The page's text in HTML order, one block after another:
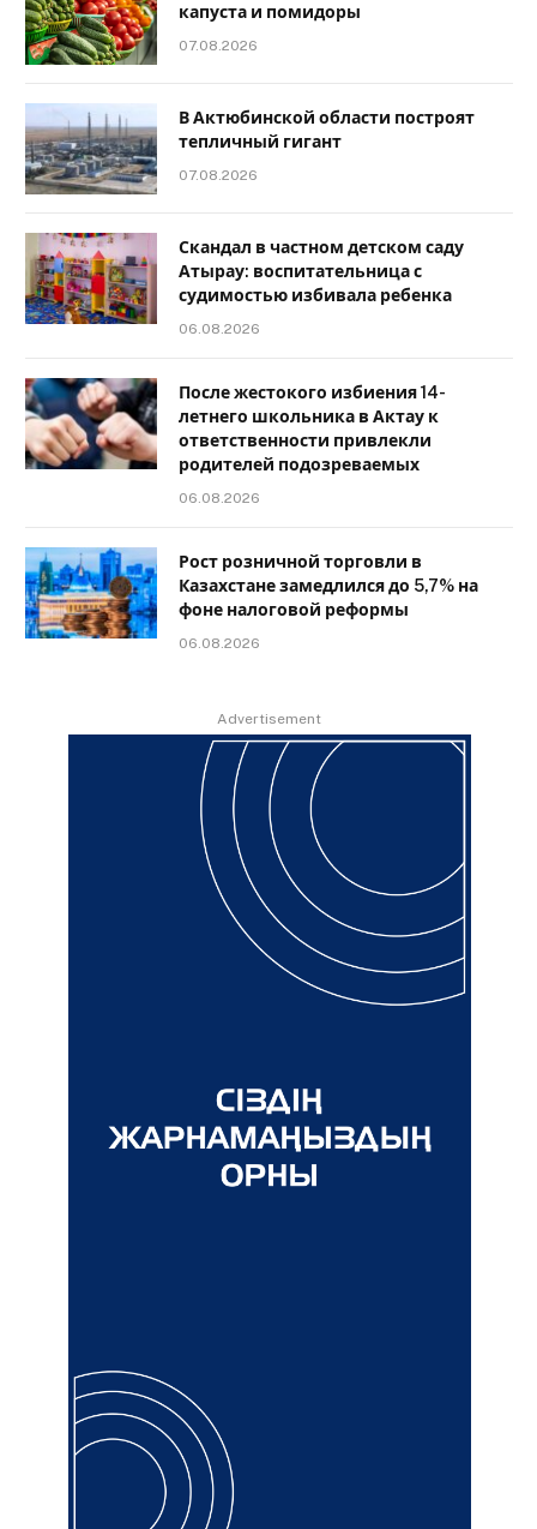
капуста и помидоры
07.08.2026
В Актюбинской области построят
тепличный гигант
07.08.2026
Скандал в частном детском саду
Атырау: воспитательница с
судимостью избивала ребенка
06.08.2026
После жестокого избиения 14-
летнего школьника в Актау к
ответственности привлекли
родителей подозреваемых
06.08.2026
Рост розничной торговли в
Казахстане замедлился до 5,7% на
фоне налоговой реформы
06.08.2026
Advertisement